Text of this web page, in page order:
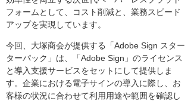
フォームとして、コスト削減と、業務スピード
アップを実現しています。
今回、大塚商会が提供する「Adobe Sign スター
ターパック」は、「Adobe Sign」のライセンス
と導入支援サービスをセットにして提供しま
す。企業における電子サインの導入に際し、お
客様の状況に合わせて利用用途や範囲を確認し